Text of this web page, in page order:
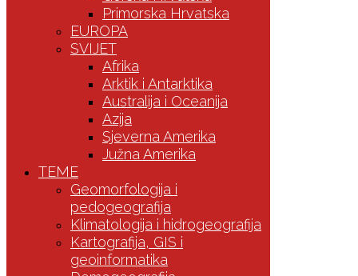
Primorska Hrvatska
EUROPA
SVIJET
Afrika
Arktik i Antarktika
Australija i Oceanija
Azija
Sjeverna Amerika
Južna Amerika
TEME
Geomorfologija i
pedogeografija
Klimatologija i hidrogeografija
Kartografija, GIS i
geoinformatika